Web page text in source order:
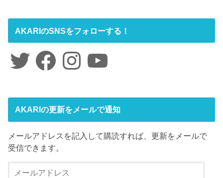
AKARIのSNSをフォローする！
Twitter FacebookInstagramYouTube
AKARIの更新をメールで通知
メールアドレスを記入して購読すれば、更新をメールで
受信できます。